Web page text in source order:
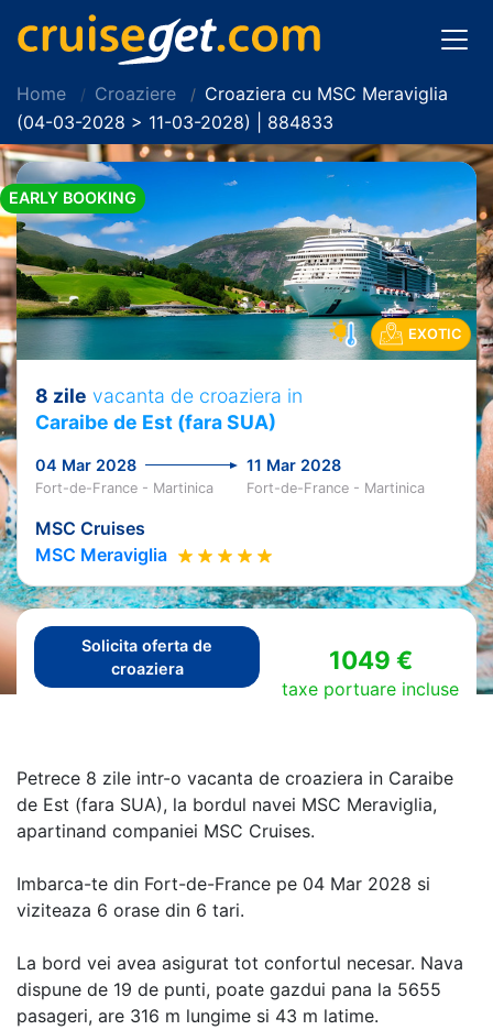
Home Croaziere
Croaziera cu MSC Meraviglia
(04-03-2028 > 11-03-2028) | 884833
EARLY BOOKING
EXOTIC
8 zile vacanta de croaziera in
Caraibe de Est (fara SUA)
04 Mar 2028 11 Mar 2028
Fort-de-France - Martinica Fort-de-France - Martinica
MSC Cruises
MSC Meraviglia
Solicita oferta de
croaziera
1049 €
taxe portuare incluse
Petrece 8 zile intr-o vacanta de croaziera in Caraibe
de Est (fara SUA), la bordul navei MSC Meraviglia,
apartinand companiei MSC Cruises.
Imbarca-te din Fort-de-France pe 04 Mar 2028 si
viziteaza 6 orase din 6 tari.
La bord vei avea asigurat tot confortul necesar. Nava
dispune de 19 de punti, poate gazdui pana la 5655
pasageri, are 316 m lungime si 43 m latime.